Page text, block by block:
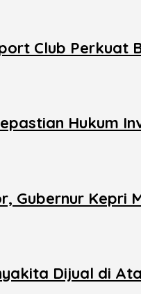
Club Perkuat
Hukum
Gubernur Kepri
Dijual di